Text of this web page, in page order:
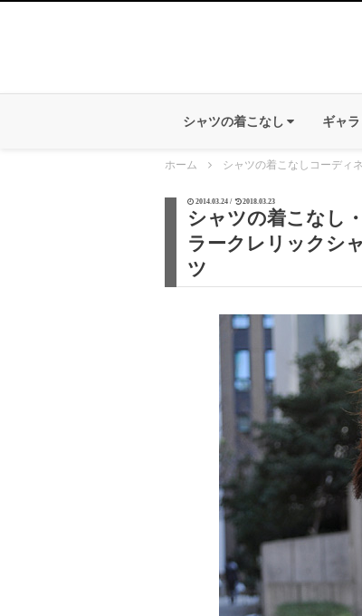
シャツの着こなし ギャ
ホーム シャツの着こなしコーディ
2014.03.24 / 2018.03.23
シャツの着こなし
ラークレリックシ
ツ